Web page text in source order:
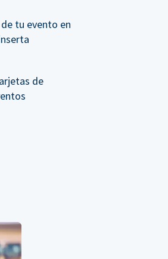
tu evento en
de